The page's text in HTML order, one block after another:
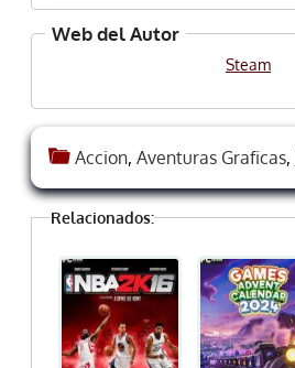
Web del Autor
Steam
Accion, Aventuras Graficas,
Relacionados: